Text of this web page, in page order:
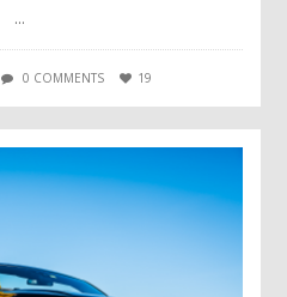
…
0 COMMENTS 19